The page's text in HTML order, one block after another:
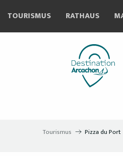
contenu
TOURISMUS RATHAUS
Tourismus Pizza du Port